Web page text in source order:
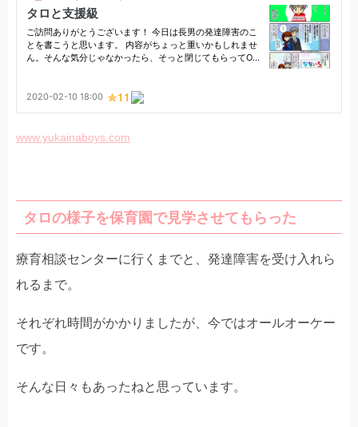
www.yukainaboys.com
タロの様子を保育園で見学させてもらった
療育相談センターに行くまでと、発達障害を受け入れら
れるまで。
それぞれ時間がかかりましたが、今ではオールオーケー
です。
そんな日々もあったねと思っています。